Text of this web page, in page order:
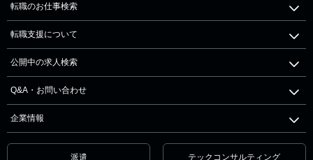
転職のお仕事検索
転職支援について
公開中の求人検索
Q&A・お問い合わせ
企業情報
派遣 テックコンサルティング